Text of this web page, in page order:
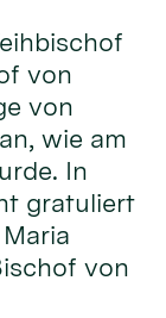
von
von
wie am
In
gratuliert
von